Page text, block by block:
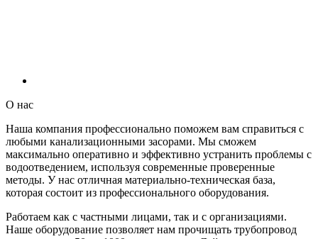
О нас
Наша компания профессионально поможем вам справиться с
любыми канализационными засорами. Мы сможем
максимально оперативно и эффективно устранить проблемы с
водоотведением, используя современные проверенные
методы. У нас отличная материально-техническая база,
которая состоит из профессионального оборудования.
Работаем как с частными лицами, так и с организациями.
Наше оборудование позволяет нам прочищать трубопровод